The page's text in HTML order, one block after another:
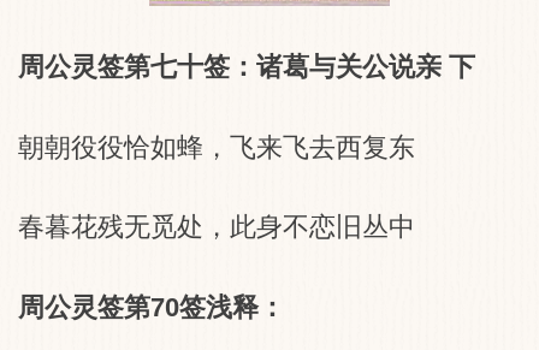
周公灵签第七十签：诸葛与关公说亲 下
朝朝役役恰如蜂，飞来飞去西复东
春暮花残无觅处，此身不恋旧丛中
周公灵签第70签浅释：